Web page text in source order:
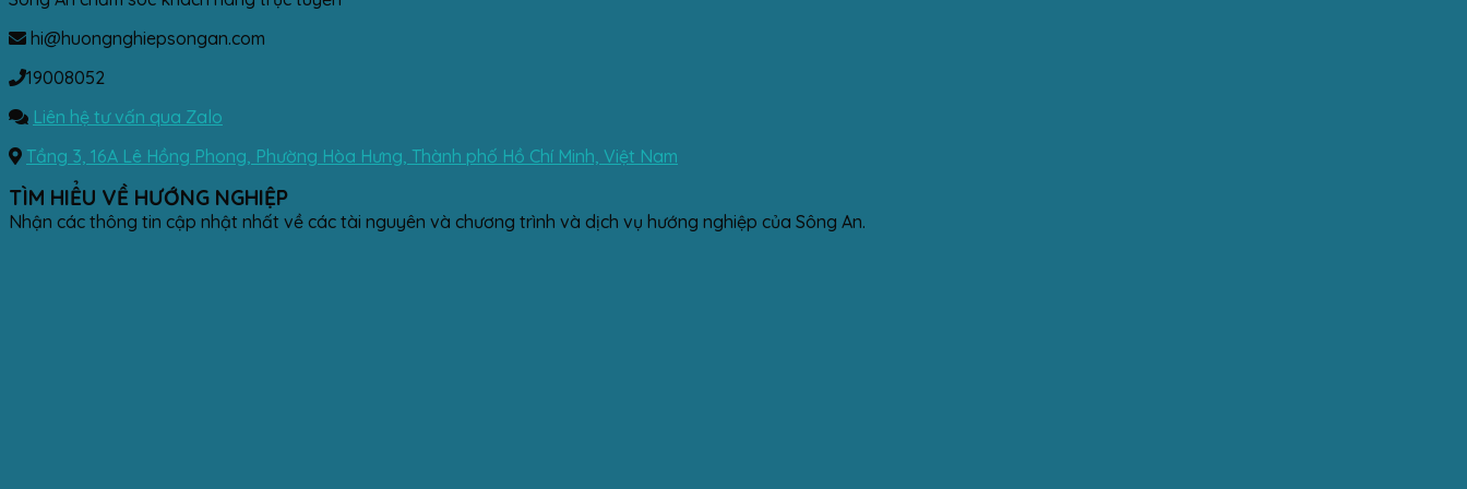
hi@huongnghiepsongan.com
19008052
Liên hệ tư vấn qua Zalo
Tầng 3, 16A Lê Hồng Phong, Phường Hòa Hưng, Thành phố Hồ Chí Minh, Việt Nam
TÌM HIỂU VỀ HƯỚNG NGHIỆP
Nhận các thông tin cập nhật nhất về các tài nguyên và chương trình và dịch vụ hướng nghiệp của Sông An.